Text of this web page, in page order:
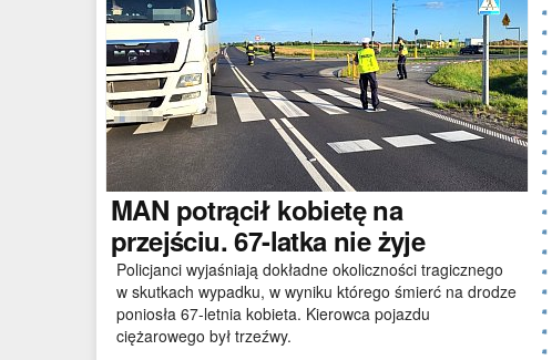
MAN potrącił kobietę na
przejściu. 67-latka nie żyje
Policjanci wyjaśniają dokładne okoliczności tragicznego
w skutkach wypadku, w wyniku którego śmierć na drodze
poniosła 67-letnia kobieta. Kierowca pojazdu
ciężarowego był trzeźwy.